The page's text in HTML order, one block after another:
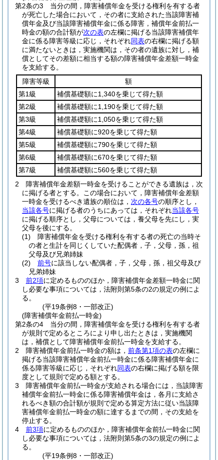
第2条の3
当分の間，障害補償年金を受ける権利を有する者
が死亡した場合において，その者に支給された当該障害補
償年金及び当該障害補償年金に係る障害，補償年金前払一
時金の額の合計額が次の表の左欄に掲げる当該障害補償年
金に係る障害等級に応じ，それぞれ同表の右欄に掲げる額
に満たないときは，実施機関は，その者の遺族に対し，補
償としてその差額に相当する額の障害補償年金差額一時金
を支給する。
障害等級
額
第1級
補償基礎額に1,340を乗じて得た額
第2級
補償基礎額に1,190を乗じて得た額
第3級
補償基礎額に1,050を乗じて得た額
第4級
補償基礎額に920を乗じて得た額
第5級
補償基礎額に790を乗じて得た額
第6級
補償基礎額に670を乗じて得た額
第7級
補償基礎額に560を乗じて得た額
2
障害補償年金差額一時金を受けることができる遺族は，次
に掲げる者とする。
この場合において，障害補償年金差額
一時金を受けるべき遺族の順位は， 次の各号の順序とし，
当該各号に掲げる者のうちにあっては，それぞれ当該各号
に掲げる順序とし，父母については，養父母を先にし，実
父母を後にする。
(1)
障害補償年金を受ける権利を有する者の死亡の当時そ
の者と生計を同じくしていた配偶者，子，父母，孫，祖
父母及び兄弟姉妹
(2)
前号に該当しない配偶者，子，父母，孫，祖父母及び
兄弟姉妹
3
前2項に定めるもののほか，障害補償年金差額一時金に関
し必要な事項については，法附則第5条の2の規定の例によ
る。
(平19条例8・一部改正)
(障害補償年金前払一時金)
第2条の4
当分の間，障害補償年金を受ける権利を有する者
が規則で定めるところにより申し出たときは，実施機関
は，補償として障害補償年金前払一時金を支給する。
2
障害補償年金前払一時金の額は， 前条第1項の表の左欄に
掲げる当該障害補償年金前払一時金に係る障害補償年金に
係る障害等級に応じ，それぞれ同表の右欄に掲げる額を限
度として規則で定める額とする。
3
障害補償年金前払一時金が支給される場合には，当該障害
補償年金前払一時金に係る障害補償年金は，各月に支給さ
れるべき額の合計額が規則で定める算定方法に従い当該障
害補償年金前払一時金の額に達するまでの間，その支給を
停止する。
4
前3項に定めるもののほか，障害補償年金前払一時金に関
し必要な事項については，法附則第5条の3の規定の例によ
る。
(平19条例8・一部改正)